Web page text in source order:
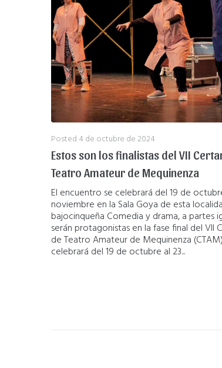
Posted 4 de octubre de 2024
Estos son los finalistas del VII
Teatro Amateur de Mequinenza
El encuentro se celebrará del 19 de
noviembre en la Sala Goya de esta
bajocinqueña Comedia y drama, a partes
serán protagonistas en la fase final del VII
de Teatro Amateur de Mequinenza
celebrará del 19 de octubre al 23...